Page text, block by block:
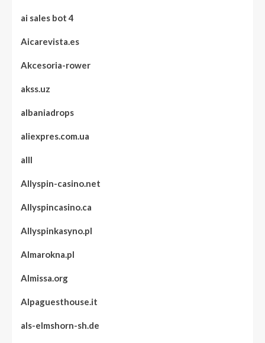
ai sales bot 4
Aicarevista.es
Akcesoria-rower
akss.uz
albaniadrops
aliexpres.com.ua
alll
Allyspin-casino.net
Allyspincasino.ca
Allyspinkasyno.pl
Almarokna.pl
Almissa.org
Alpaguesthouse.it
als-elmshorn-sh.de